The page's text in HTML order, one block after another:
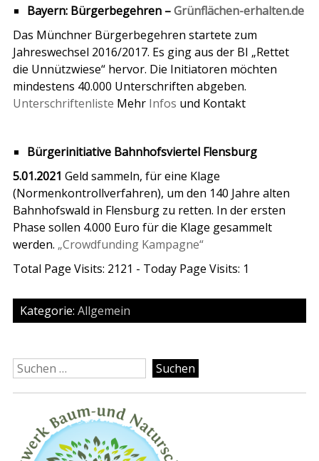
Bayern: Bürgerbegehren –Grünflächen-erhalten.de
Das Münchner Bürgerbegehren startete zum
Jahreswechsel 2016/2017. Es ging aus der BI „Rettet
die Unnützwiese“ hervor. Die Initiatoren möchten
mindestens 40.000 Unterschriften abgeben.
Unterschriftenliste Mehr Infos und Kontakt
Bürgerinitiative Bahnhofsviertel Flensburg
5.01.2021 Geld sammeln, für eine Klage
(Normenkontrollverfahren), um den 140 Jahre alten
Bahnhofswald in Flensburg zu retten. In der ersten
Phase sollen 4.000 Euro für die Klage gesammelt
werden. „Crowdfunding Kampagne“
Total Page Visits: 2121 - Today Page Visits: 1
Kategorie: Allgemein
Suchen
nach: